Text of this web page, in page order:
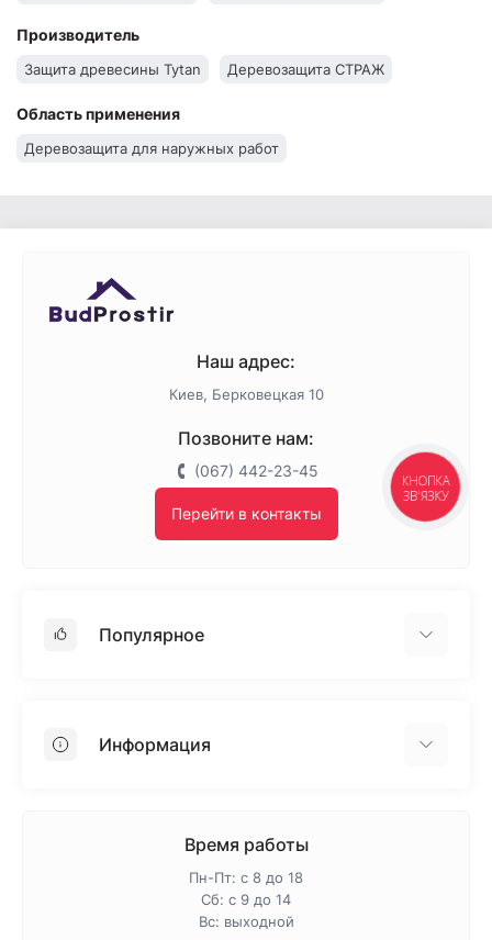
Производитель
Защита древесины Tytan Деревозащита СТРАЖ
Область применения
Деревозащита для наружных работ
Наш адрес:
Киев, Берковецкая 10
Позвоните нам:
(067) 442-23-45
Перейти в контакты
Популярное
ПенопластИнформация
Время работы
Пн-Пт: с 8 до 18
Сб: с 9 до 14
Вс: выходной
КНОПКА
ЗВ'ЯЗКУ